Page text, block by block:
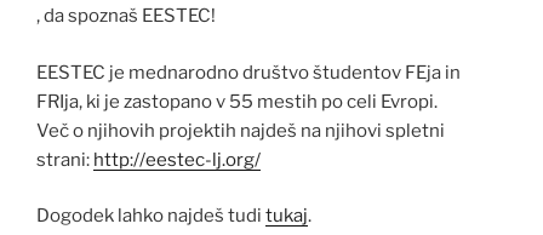
, da spoznaš EESTEC!
EESTEC je mednarodno društvo študentov FEja in
FRIja, ki je zastopano v 55 mestih po celi Evropi.
Več o njihovih projektih najdeš na njihovi spletni
strani: http://eestec-lj.org/
Dogodek lahko najdeš tudi tukaj.